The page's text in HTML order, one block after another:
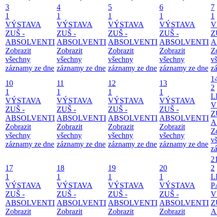
3
1
VÝSTAVA
ZUŠ -
ABSOLVENTI
Zobrazit
všechny
záznamy ze dne
4
1
VÝSTAVA
ZUŠ -
ABSOLVENTI
Zobrazit
všechny
záznamy ze dne
5
1
VÝSTAVA
ZUŠ -
ABSOLVENTI
Zobrazit
všechny
záznamy ze dne
6
1
VÝSTAVA
ZUŠ -
ABSOLVENTI
Zobrazit
všechny
záznamy ze dne
7
1
10
1
VÝSTAVA
ZUŠ -
ABSOLVENTI
Zobrazit
všechny
záznamy ze dne
11
1
VÝSTAVA
ZUŠ -
ABSOLVENTI
Zobrazit
všechny
záznamy ze dne
12
1
VÝSTAVA
ZUŠ -
ABSOLVENTI
Zobrazit
všechny
záznamy ze dne
13
1
VÝSTAVA
ZUŠ -
ABSOLVENTI
Zobrazit
všechny
záznamy ze dne
2
17
1
VÝSTAVA
ZUŠ -
ABSOLVENTI
Zobrazit
18
1
VÝSTAVA
ZUŠ -
ABSOLVENTI
Zobrazit
19
1
VÝSTAVA
ZUŠ -
ABSOLVENTI
Zobrazit
20
1
VÝSTAVA
ZUŠ -
ABSOLVENTI
Zobrazit
2